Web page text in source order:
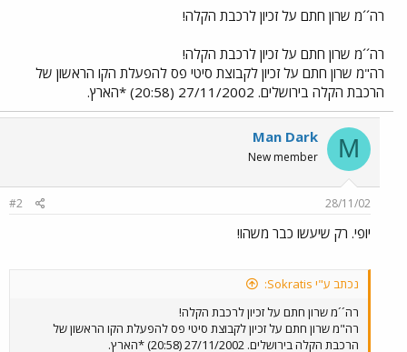
ך
רה´´מ שרון חתם על זכיון לרכבת הקלה!
רה´´מ שרון חתם על זכיון לרכבת הקלה!
רה"מ שרון חתם על זכיון לקבוצת סיטי פס להפעלת הקו הראשון של
הרכבת הקלה בירושלים. 27/11/2002 (20:58) *הארץ.
M
Man Dark
New member
28/11/02
#2
יופי. רק שיעשו כבר משהו!
נכתב ע"י Sokratis:
רה´´מ שרון חתם על זכיון לרכבת הקלה!
רה"מ שרון חתם על זכיון לקבוצת סיטי פס להפעלת הקו הראשון של
הרכבת הקלה בירושלים. 27/11/2002 (20:58) *הארץ.